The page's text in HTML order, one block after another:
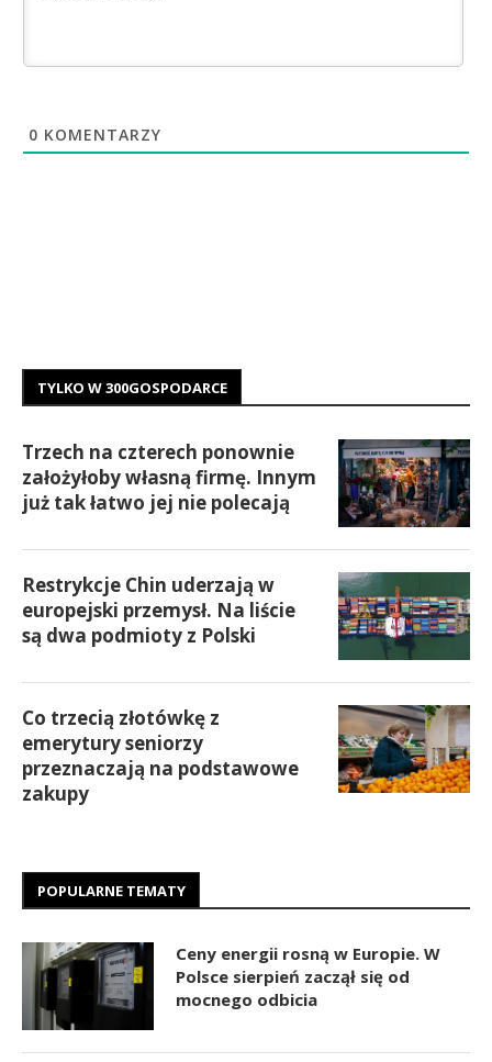
0 KOMENTARZY
TYLKO W 300GOSPODARCE
Trzech na czterech ponownie
założyłoby własną firmę. Innym
już tak łatwo jej nie polecają
Restrykcje Chin uderzają w
europejski przemysł. Na liście
są dwa podmioty z Polski
Co trzecią złotówkę z
emerytury seniorzy
przeznaczają na podstawowe
zakupy
POPULARNE TEMATY
Ceny energii rosną w Europie. W
Polsce sierpień zaczął się od
mocnego odbicia